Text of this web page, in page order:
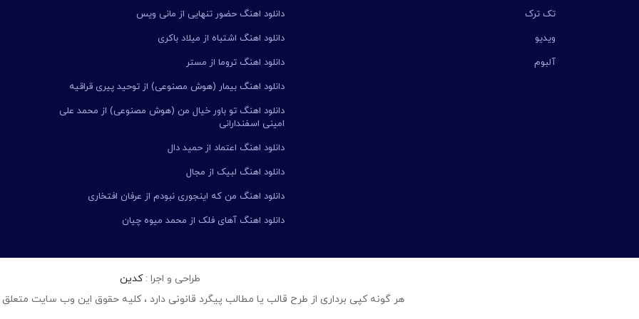
تک ترک
ویدیو
آلبوم
دانلود اهنگ حضور تنهایی از مانی ویس
دانلود اهنگ اشتباه از میلاد باکری
دانلود اهنگ تروما از مستر
دانلود اهنگ بیمار (هوش مصنوعی) از توحید پیری قراقیه
دانلود اهنگ تو باور خیال من (هوش مصنوعی) از محمد علی
امینی اسفندارانی
دانلود اهنگ اعتماد از حمید دال
دانلود اهنگ لبیک از مجال
دانلود اهنگ من که اینجوری نبودم از عرفان افتخاری
دانلود اهنگ آهای فلک از محمد میوه چیان
طراحی و اجرا :کدین
هر گونه کپی برداری از طرح قالب یا مطالب پیگرد قانونی دارد ، کلیه حقوق این وب سایت